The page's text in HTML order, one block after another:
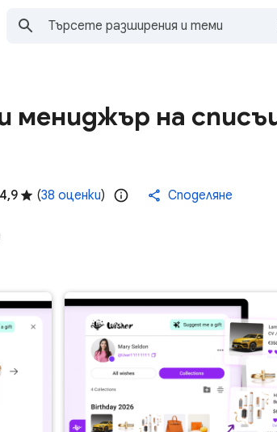
мениджър на
4,9 (38 оценки) Споделяне